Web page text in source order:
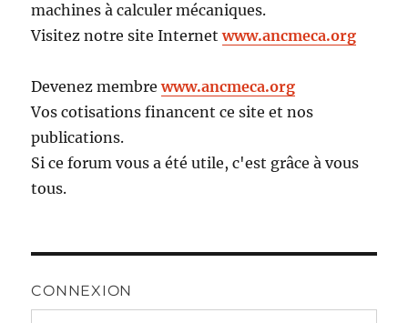
machines à calculer mécaniques.
Visitez notre site Internetwww.ancmeca.org
Devenez membrewww.ancmeca.org
Vos cotisations financent ce site et nos
publications.
Si ce forum vous a été utile, c'est grâce à vous
tous.
CONNEXION